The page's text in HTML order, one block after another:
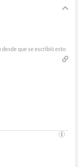
desde que se escribió esto